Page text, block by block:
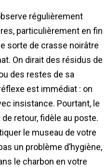
régulièrement
particulièrement en fin
sorte de crasse noirâtre
On dirait des résidus de
des restes de sa
est immédiat : on
insistance. Pourtant, le
retour, fidèle au poste.
le museau de votre
un problème d’hygiène,
le charbon en votre